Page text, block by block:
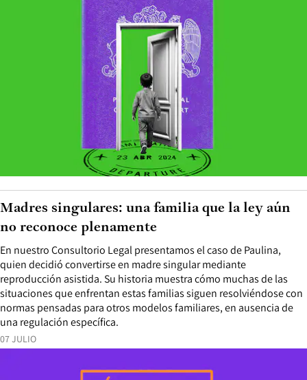
07 JULIO
En nuestro Consultorio Legal presentamos el caso de Paulina,
quien decidió convertirse en madre singular mediante
reproducción asistida. Su historia muestra cómo muchas de las
situaciones que enfrentan estas familias siguen resolviéndose con
normas pensadas para otros modelos familiares, en ausencia de
una regulación específica.
Madres singulares: una familia que la ley aún
no reconoce plenamente